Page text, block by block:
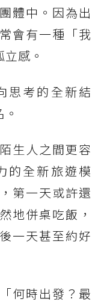
體中。因為出
會有一種「我
感。
思考的全新結
生人之間更容
的全新旅遊模
第一天或許還
地併桌吃飯，
一天甚至約好
何時出發？最